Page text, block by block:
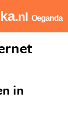
.nl Oeganda
in